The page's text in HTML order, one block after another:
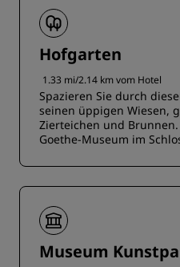
Hofgarten
1.33 mi/2.14 km vom Hotel
Spazieren Sie durch
seinen üppigen Wiesen,
Zierteichen und Brunnen.
Goethe-Museum im
Museum